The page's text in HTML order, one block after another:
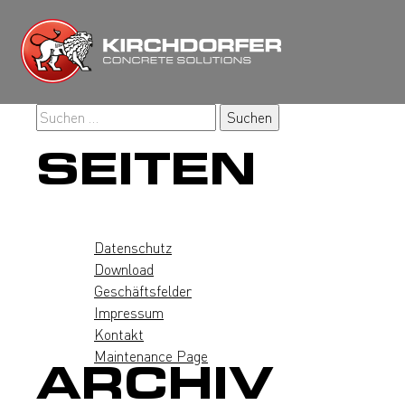
Inhalt
springen
Suchen
nach:
SEITEN
Datenschutz
Download
Geschäftsfelder
Impressum
Kontakt
Maintenance Page
ARCHIV